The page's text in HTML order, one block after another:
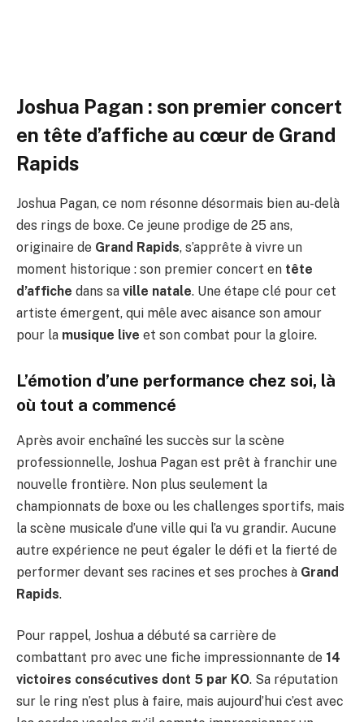
Joshua Pagan : son premier concert
en tête d’affiche au cœur de Grand
Rapids
Joshua Pagan, ce nom résonne désormais bien au-delà
des rings de boxe. Ce jeune prodige de 25 ans,
originaire de Grand Rapids, s’apprête à vivre un
moment historique : son premier concert en tête
d’affiche dans sa ville natale. Une étape clé pour cet
artiste émergent, qui mêle avec aisance son amour
pour la musique live et son combat pour la gloire.
L’émotion d’une performance chez soi, là
où tout a commencé
Après avoir enchaîné les succès sur la scène
professionnelle, Joshua Pagan est prêt à franchir une
nouvelle frontière. Non plus seulement la
championnats de boxe ou les challenges sportifs, mais
la scène musicale d’une ville qui l’a vu grandir. Aucune
autre expérience ne peut égaler le défi et la fierté de
performer devant ses racines et ses proches à Grand
Rapids.
Pour rappel, Joshua a débuté sa carrière de
combattant pro avec une fiche impressionnante de 14
victoires consécutives dont 5 par KO. Sa réputation
sur le ring n’est plus à faire, mais aujourd’hui c’est avec